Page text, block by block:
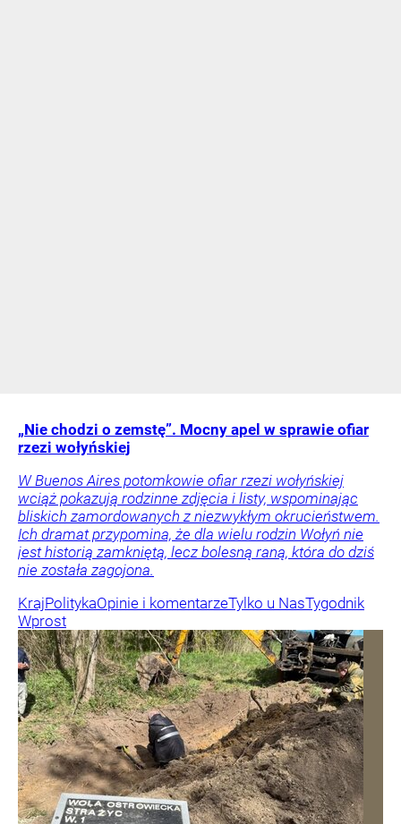
„Nie chodzi o zemstę”. Mocny apel w sprawie ofiar
rzezi wołyńskiej
W Buenos Aires potomkowie ofiar rzezi wołyńskiej
wciąż pokazują rodzinne zdjęcia i listy, wspominając
bliskich zamordowanych z niezwykłym okrucieństwem.
Ich dramat przypomina, że dla wielu rodzin Wołyń nie
jest historią zamkniętą, lecz bolesną raną, która do dziś
nie została zagojona.
KrajPolitykaOpinie i komentarzeTylko u NasTygodnik
Wprost